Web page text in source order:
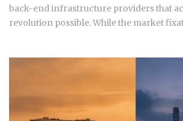
back-end infrastructure providers that
revolution possible. While the market
landscape, the "picks and shovels" of
just about buying the biggest foundry or